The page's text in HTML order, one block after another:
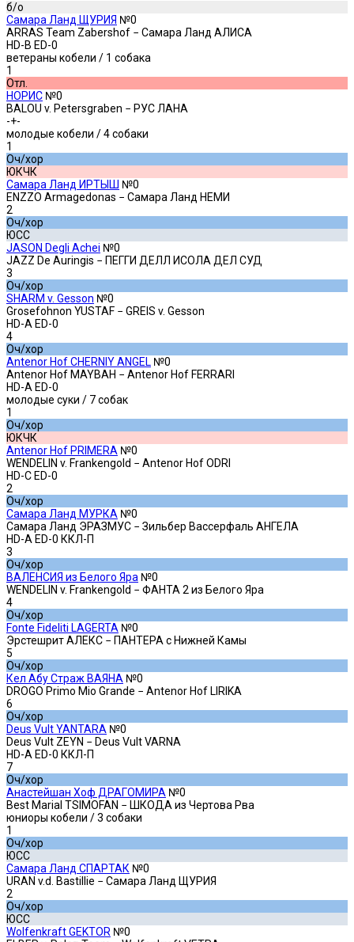
б/о
Самара Ланд ЩУРИЯ №0
ARRAS Team Zabershof − Самара Ланд АЛИСА
HD-B ED-0
ветераны кобели / 1 собака
1
Отл.
НОРИС №0
BALOU v. Petersgraben − РУС ЛАНА
-+-
молодые кобели / 4 собаки
1
Оч/хор
ЮКЧК
Самара Ланд ИРТЫШ №0
ENZZO Armagedonas − Самара Ланд НЕМИ
2
Оч/хор
ЮСС
JASON Degli Achei №0
JAZZ De Auringis − ПЕГГИ ДЕЛЛ ИСОЛА ДЕЛ СУД
3
Оч/хор
SHARM v. Gesson №0
Grosefohnon YUSTAF − GREIS v. Gesson
HD-A ED-0
4
Оч/хор
Antenor Hof CHERNIY ANGEL №0
Antenor Hof MAYBAH − Antenor Hof FERRARI
HD-A ED-0
молодые суки / 7 собак
1
Оч/хор
ЮКЧК
Antenor Hof PRIMERA №0
WENDELIN v. Frankengold − Antenor Hof ODRI
HD-C ED-0
2
Оч/хор
Самара Ланд МУРКА №0
Самара Ланд ЭРАЗМУС − Зильбер Вассерфаль АНГЕЛА
HD-A ED-0 ККЛ-П
3
Оч/хор
ВАЛЕНСИЯ из Белого Яра №0
WENDELIN v. Frankengold − ФАНТА 2 из Белого Яра
4
Оч/хор
Fonte Fideliti LAGERTA №0
Эрстешрит АЛЕКС − ПАНТЕРА с Нижней Камы
5
Оч/хор
Кел Абу Страж ВАЯНА №0
DROGO Primo Mio Grande − Antenor Hof LIRIKA
6
Оч/хор
Deus Vult YANTARA №0
Deus Vult ZEYN − Deus Vult VARNA
HD-A ED-0 ККЛ-П
7
Оч/хор
Анастейшан Хоф ДРАГОМИРА №0
Best Marial TSIMOFAN − ШКОДА из Чертова Рва
юниоры кобели / 3 собаки
1
Оч/хор
ЮСС
Самара Ланд СПАРТАК №0
URAN v.d. Bastillie − Самара Ланд ЩУРИЯ
2
Оч/хор
ЮСС
Wolfenkraft GEKTOR №0